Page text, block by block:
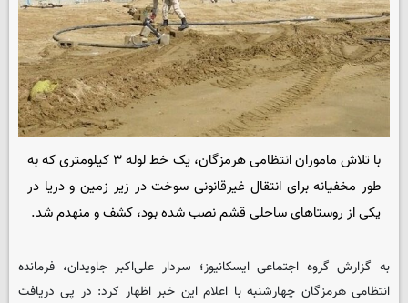
با تلاش ماموران انتظامی هرمزگان، یک خط لوله ۳ کیلومتری که به
طور مخفیانه برای انتقال غیرقانونی سوخت در زیر زمین و دریا در
یکی از روستاهای ساحلی قشم نصب شده بود، کشف و منهدم شد.
به گزارش گروه اجتماعیایسکانیوز؛ سردار علی‌اکبر جاویدان، فرمانده
انتظامی هرمزگان چهارشنبه با اعلام این خبر اظهار کرد: در پی دریافت